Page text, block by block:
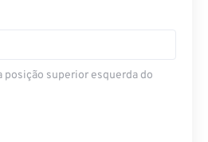
posição superior esquerda do